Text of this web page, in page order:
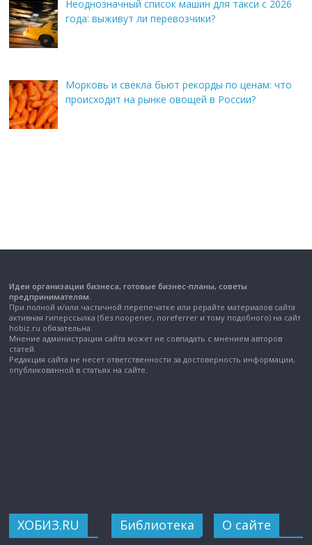
Неоднозначный список машин для такси с 2026
года: выживут ли перевозчики?
Морковь и свекла бьют рекорды по ценам: что
происходит на рынке овощей в России?
Идеи организации бизнеса, готовые бизнес-планы, советы
предпринимателям.
При полной и/или частичной перепечатке или рерайте материалов сайта
активная гиперссылка (без noopener, noreferrer и тому подобного) на сайт
hobiz.ru обязательна.
Мнение администрации сайта может не совпадать с мнением авторов
статей.
Редакция сайта не несет ответственности за достоверность информации,
опубликованной в статьях на сайте.
ХОБИЗ.RU Библиотека О сайте